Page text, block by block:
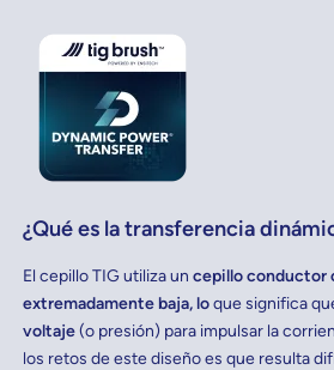
¿Qué es la transferencia
El cepillo TIG utiliza uncepillo conductor
extremadamente baja, loque significa
voltaje(o presión) para impulsar la
los retos de este diseño es que resulta